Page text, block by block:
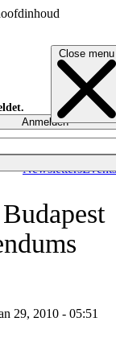
Close menu
NewslettersEvents
Anmelden
29, 2010 - 05:51